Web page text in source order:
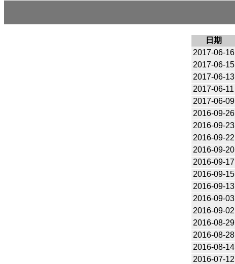
日期
2017-06-16
2017-06-15
2017-06-13
2017-06-11
2017-06-09
2016-09-26
2016-09-23
2016-09-22
2016-09-20
2016-09-17
2016-09-15
2016-09-13
2016-09-03
2016-09-02
2016-08-29
2016-08-28
2016-08-14
2016-07-12